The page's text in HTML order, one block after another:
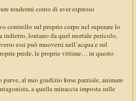
rendermi conto di aver espresso
controllo sul proprio corpo nel superare lo
indietro, lontano da quel mortale pericolo,
essi può muoversi nell’acqua e sul
prede, le proprie vittime… in questo
al mio giudizio forse parziale, animare
a quella minaccia imposta sulle